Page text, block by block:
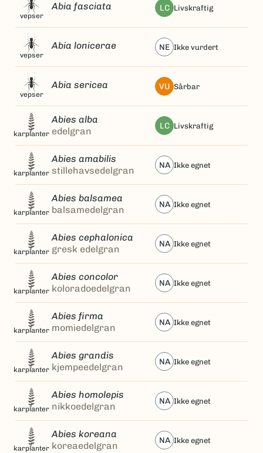
vepser
Abia fasciata LC livskraftig
vepser
Abia lonicerae NE ikke vurdert
vepser
Abia sericea VU sårbar
karplanter
Abies alba
edelgran
LC livskraftig
karplanter
Abies amabilis
stillehavsedelgran
NA ikke egnet
karplanter
Abies balsamea
balsamedelgran
NA ikke egnet
karplanter
Abies cephalonica
gresk edelgran
NA ikke egnet
karplanter
Abies concolor
koloradoedelgran
NA ikke egnet
karplanter
Abies firma
momiedelgran
NA ikke egnet
karplanter
Abies grandis
kjempeedelgran
NA ikke egnet
karplanter
Abies homolepis
nikkoedelgran
NA ikke egnet
karplanter
Abies koreana
koreaedelgran
NA ikke egnet